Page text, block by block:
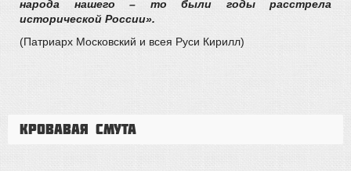
народа нашего – то были годы расстрела
исторической России».
(Патриарх Московский и всея Руси Кирилл)
Кровавая смута